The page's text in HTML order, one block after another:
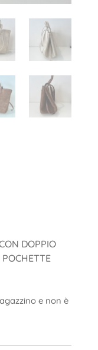
DOPPIO
e non è